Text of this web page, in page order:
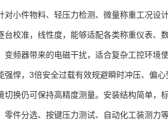
对小件物料、轻压力检测、微量称重工况设
台校准，线性度，能够适配各类称重仪表、
变频器带来的电磁干扰，适合复杂工控环境
强悍，3倍安全过载有效规避瞬时冲压、偏
切换仍可保持高精度测量。安装结构简单，
零件分选、按键压力测试、自动化工装测力